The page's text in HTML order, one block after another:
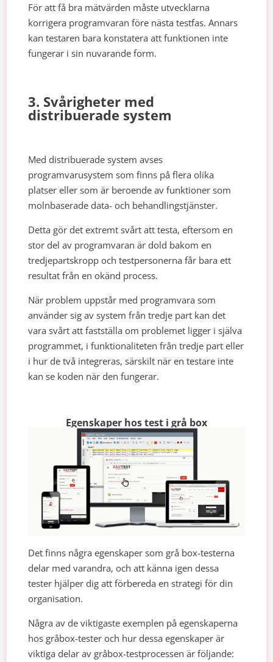
För att få bra mätvärden måste utvecklarna
korrigera programvaran före nästa testfas. Annars
kan testaren bara konstatera att funktionen inte
fungerar i sin nuvarande form.
3. Svårigheter med
distribuerade system
Med distribuerade system avses
programvarusystem som finns på flera olika
platser eller som är beroende av funktioner som
molnbaserade data- och behandlingstjänster.
Detta gör det extremt svårt att testa, eftersom en
stor del av programvaran är dold bakom en
tredjepartskropp och testpersonerna får bara ett
resultat från en okänd process.
När problem uppstår med programvara som
använder sig av system från tredje part kan det
vara svårt att fastställa om problemet ligger i själva
programmet, i funktionaliteten från tredje part eller
i hur de två integreras, särskilt när en testare inte
kan se koden när den fungerar.
Egenskaper hos test i grå box
Det finns några egenskaper som grå box-testerna
delar med varandra, och att känna igen dessa
tester hjälper dig att förbereda en strategi för din
organisation.
Några av de viktigaste exemplen på egenskaperna
hos gråbox-tester och hur dessa egenskaper är
viktiga delar av gråbox-testprocessen är följande: